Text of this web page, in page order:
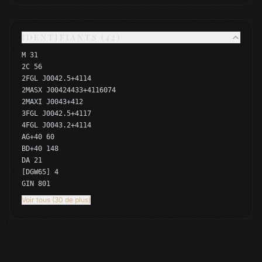
IDENTIFIANTS (42)
M 31
2C 56
2FGL J0042.5+4114
2MASX J00424433+4116074
2MAXI J0043+412
3FGL J0042.5+4117
4FGL J0043.2+4114
AG+40 60
BD+40 148
DA 21
[DGW65] 4
GIN 801
Voir tous (30 de plus)